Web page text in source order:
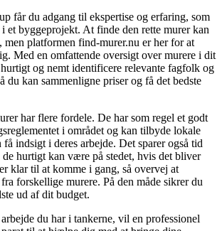
får du adgang til ekspertise og erfaring, som
et byggeprojekt. At finde den rette murer kan
men platformen find-murer.nu er her for at
Med en omfattende oversigt over murere i dit
og nemt identificere relevante fagfolk og
du kan sammenligne priser og få det bedste
har flere fordele. De har som regel et godt
i området og kan tilbyde lokale
få indsigt i deres arbejde. Det sparer også tid
hurtigt kan være på stedet, hvis det bliver
klar til at komme i gang, så overvej at
forskellige murere. På den måde sikrer du
ud af dit budget.
du har i tankerne, vil en professionel